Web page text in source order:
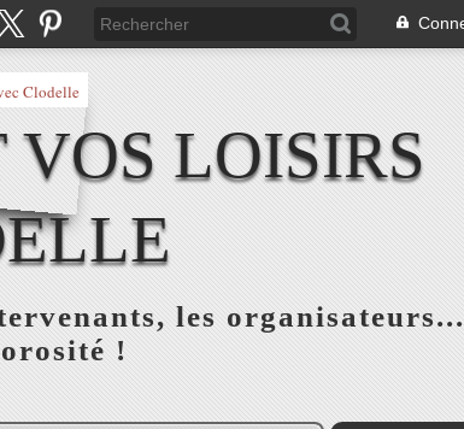
LOISIRS
les organisateurs...
!